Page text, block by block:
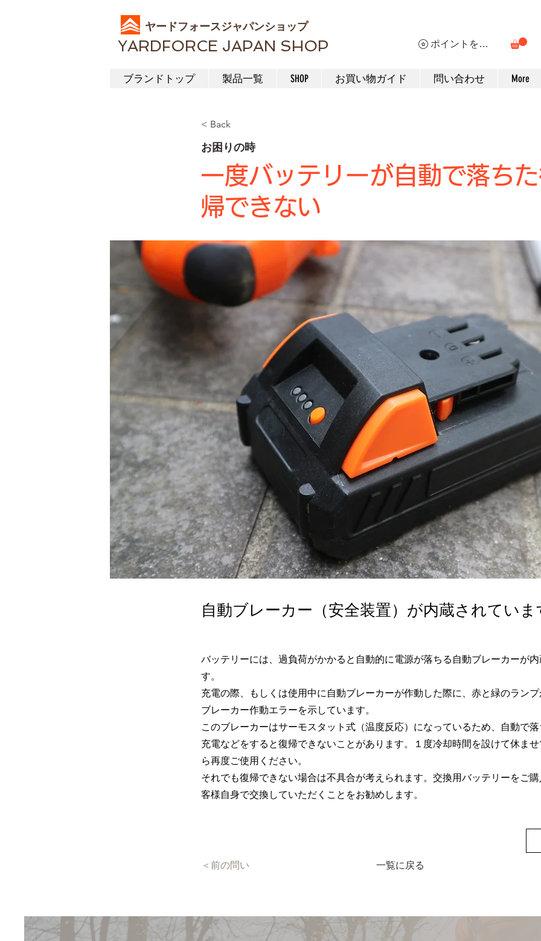
ヤードフォースジャパンショップ
YARDFORCE JAPAN SHOP ポイントを表示
ブランドトップ 製品一覧 SHOP お買い物ガイド 問い合わせ More
< Back
お困りの時
一度バッテリーが自動で落ち
帰できない
自動ブレーカー（安全装置）が内蔵されていま
バッテリーには、過負荷がかかると自動的に電源が落ちる自動ブレーカーが
す。
充電の際、もしくは使用中に自動ブレーカーが作動した際に、赤と緑のラン
ブレーカー作動エラーを示しています。
このブレーカーはサーモスタット式（温度反応）になっているため、自動で
充電などをすると復帰できないことがあります。１度冷却時間を設けて休ま
ら再度ご使用ください。
それでも復帰できない場合は不具合が考えられます。交換用バッテリーをご
客様自身で交換していただくことをお勧めします。
＜前の問い 一覧に戻る